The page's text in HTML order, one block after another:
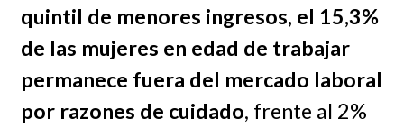
quintil de menores ingresos, el 15,3%
de las mujeres en edad de trabajar
permanece fuera del mercado laboral
por razones de cuidado, frente al 2%